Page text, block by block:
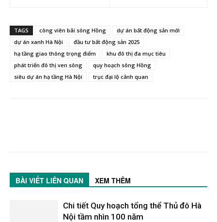
TAGS công viên bãi sông Hồng
dự án bất động sản mới
dự án xanh Hà Nội
đầu tư bất động sản 2025
hạ tầng giao thông trọng điểm
khu đô thị đa mục tiêu
phát triển đô thị ven sông
quy hoạch sông Hồng
siêu dự án hạ tầng Hà Nội
trục đại lộ cảnh quan
BÀI VIẾT LIÊN QUAN XEM THÊM
Chi tiết Quy hoạch tổng thể Thủ đô Hà
Nội tầm nhìn 100 năm